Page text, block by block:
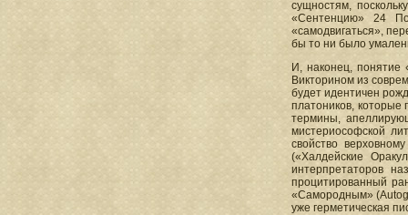
сущностям,
«Сентенцию» 24
«самодвигаться»,
бы то ни было
И, наконец, понятие
Викторином из
будет идентичен
платоников, которые
термины,
мистериософской
свойство
(«Халдейские
интерпретаторов
процитированный
«Самородным»
уже герметическая